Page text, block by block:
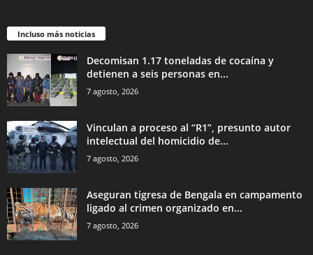
Incluso más noticias
Decomisan 1.17 toneladas de cocaína y
detienen a seis personas en...
7 agosto, 2026
Vinculan a proceso al “R1”, presunto autor
intelectual del homicidio de...
7 agosto, 2026
Aseguran tigresa de Bengala en campamento
ligado al crimen organizado en...
7 agosto, 2026